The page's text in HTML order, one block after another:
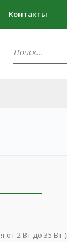
Контакты
от 2 Вт до 35 Вт